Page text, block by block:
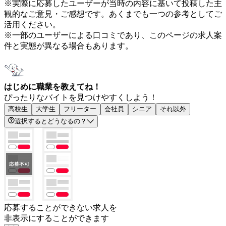
※実際に応募したユーザーが当時の内容に基いて投稿した主
観的なご意見・ご感想です。あくまでも一つの参考としてご
活用ください。
※一部のユーザーによる口コミであり、このページの求人案
件と実態が異なる場合もあります。
はじめに職業を教えてね！
ぴったりなバイトを見つけやすくしよう！
高校生 大学生 フリーター 会社員 シニア
それ以外
選択するとどうなるの？
応募することができない求人を
非表示にすることができます